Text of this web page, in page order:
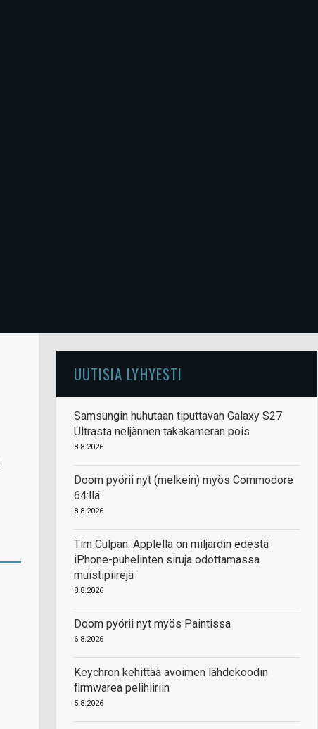
UUTISIA LYHYESTI
Samsungin huhutaan tiputtavan Galaxy S27
Ultrasta neljännen takakameran pois
8.8.2026
Doom pyörii nyt (melkein) myös Commodore
64:llä
8.8.2026
Tim Culpan: Applella on miljardin edestä
iPhone-puhelinten siruja odottamassa
muistipiirejä
8.8.2026
Doom pyörii nyt myös Paintissa
6.8.2026
Keychron kehittää avoimen lähdekoodin
firmwarea pelihiiriin
5.8.2026